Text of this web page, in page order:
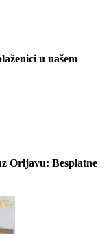
u našem
Orljavu: Besplatne